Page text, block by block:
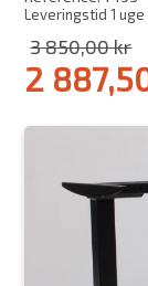
Leveringstid 1 uge
3 850,00 kr
2